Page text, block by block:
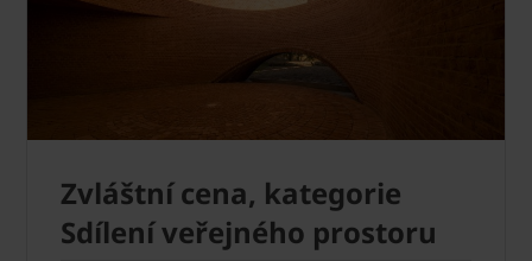
Zvláštní cena, kategorie
Sdílení veřejného prostoru